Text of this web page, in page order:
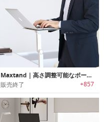
Maxtand｜高さ調整可能なポータブルスタンディングアーム「マックスタンド」
販売終了 +857